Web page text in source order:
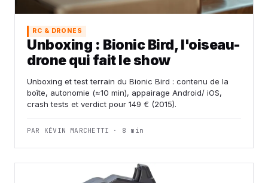
RC & DRONES
Unboxing : Bionic Bird, l'oiseau-
drone qui fait le show
Unboxing et test terrain du Bionic Bird : contenu de la
boîte, autonomie (≈10 min), appairage Android/ iOS,
crash tests et verdict pour 149 € (2015).
PAR KÉVIN MARCHETTI · 8 min